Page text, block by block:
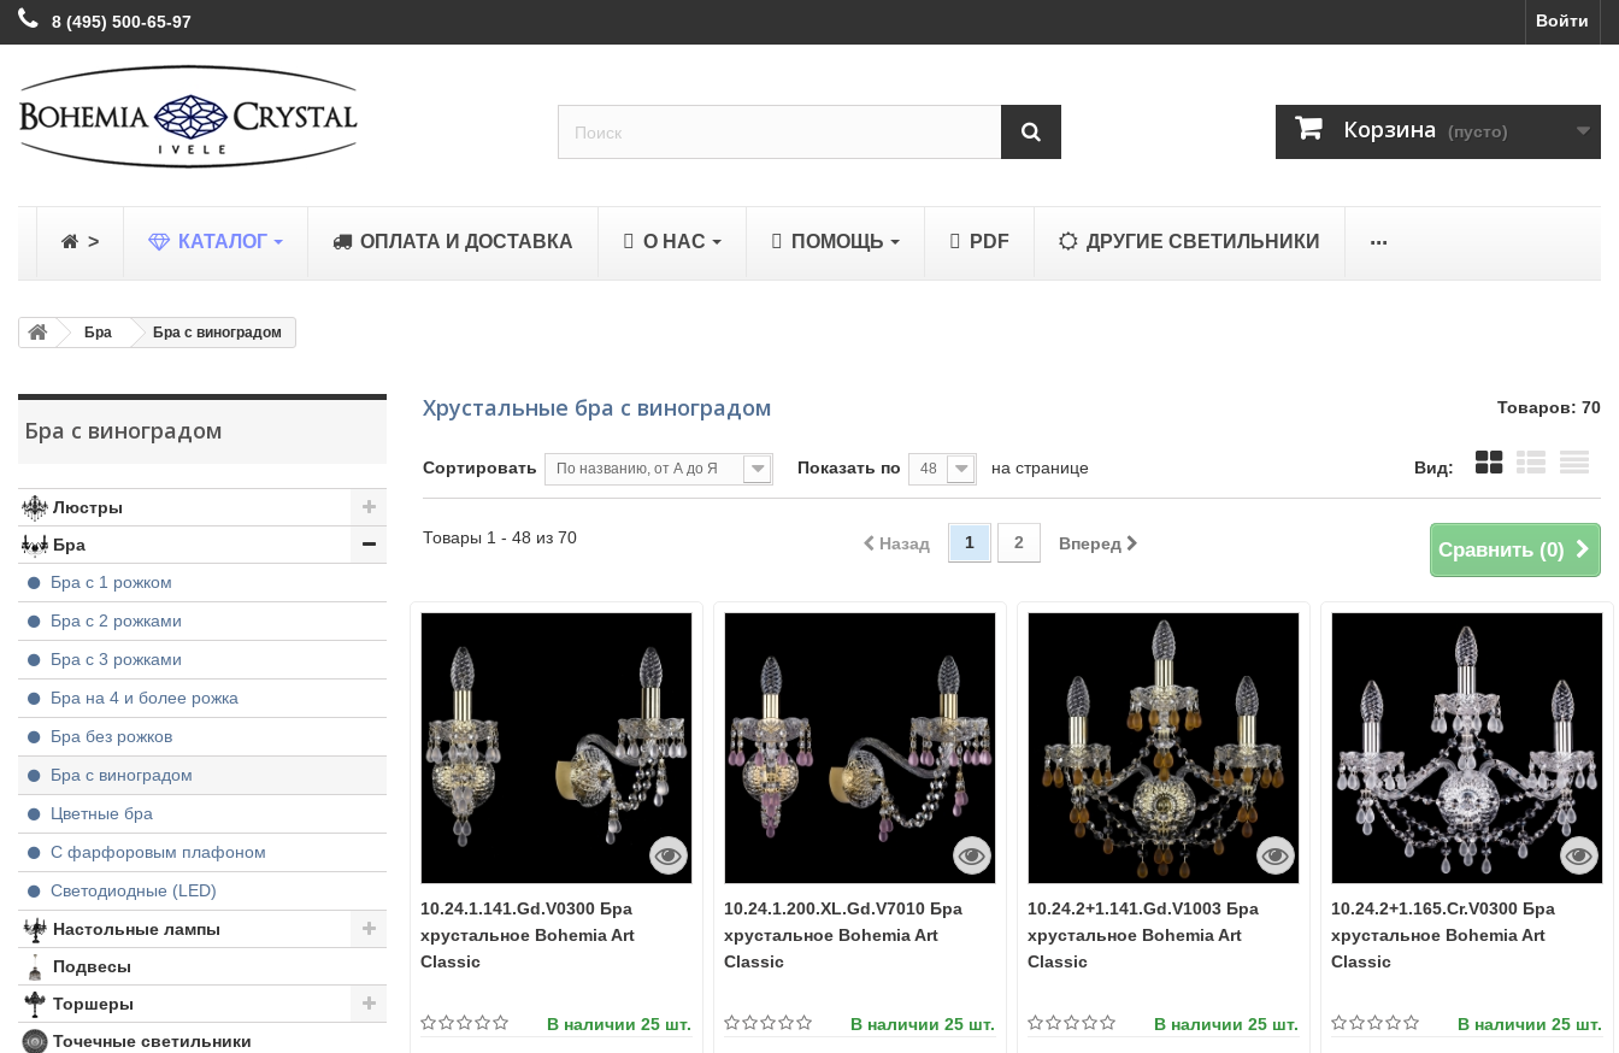
Войти
8 (495) 500-65-97
Корзина (пусто)
> КАТАЛОГ ОПЛАТА И ДОСТАВКА О НАС ПОМОЩЬ PDF ДРУГИЕ СВЕТИЛЬНИКИ ...
Бра Бра с виноградом
Бра с виноградом
Люстры
Бра
Бра с 1 рожком
Бра с 2 рожками
Бра с 3 рожками
Бра на 4 и более рожка
Бра без рожков
Бра с виноградом
Цветные бра
С фарфоровым плафоном
Светодиодные (LED)
Настольные лампы
Подвесы
Торшеры
Точечные светильники
Хрустальные бра с виноградом Товаров: 70
Вид:
Сортировать По названию, от А до Я Показать по 48 на странице
Сравнить (0)
Назад 1 2 Вперед
Товары 1 - 48 из 70
10.24.1.141.Gd.V0300 Бра
хрустальное Bohemia Art
Classic
В наличии 25 шт.
10.24.1.200.XL.Gd.V7010 Бра
хрустальное Bohemia Art
Classic
В наличии 25 шт.
10.24.2+1.141.Gd.V1003 Бра
хрустальное Bohemia Art
Classic
В наличии 25 шт.
10.24.2+1.165.Cr.V0300 Бра
хрустальное Bohemia Art
Classic
В наличии 25 шт.